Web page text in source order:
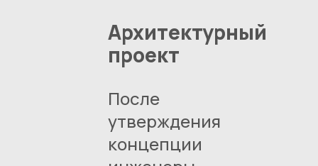
Архитектурный
проект
После
утверждения
концепции